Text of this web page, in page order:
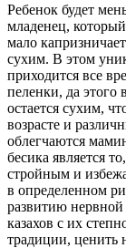
Ребенок будет
младенец,
мало
сухим. В этом
приходится все
пеленки, да этого
остается сухим,
возрасте и
облегчаются
бесика является
стройным и
в определенном
развитию нервной
казахов с их
традиции, ценить